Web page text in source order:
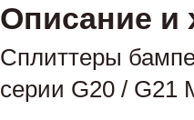
Описание и
Сплиттеры
серии G20 / G21